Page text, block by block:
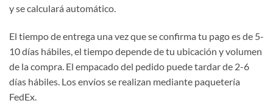
y se calculará automático.
El tiempo de entrega una vez que se confirma tu pago es de 5-
10 días hábiles, el tiempo depende de tu ubicación y volumen
de la compra. El empacado del pedido puede tardar de 2-6
días hábiles. Los envíos se realizan mediante paquetería
FedEx.